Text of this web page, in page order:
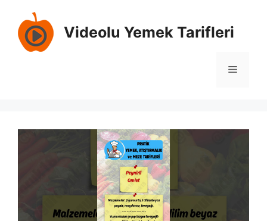
Videolu Yemek Tarifleri
Menü